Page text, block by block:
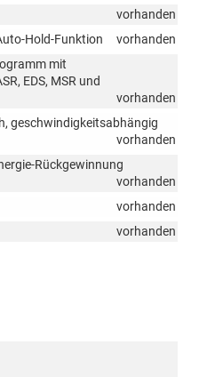
17,
vorhanden
Hold-Funktion
vorhanden
mit
EDS, MSR und
vorhanden
geschwindigkeitsabhängig
vorhanden
Rückgewinnung
vorhanden
vorhanden
vorhanden